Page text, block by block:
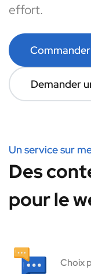
effort.
Demander
Un service sur
Des
pour le
Choix